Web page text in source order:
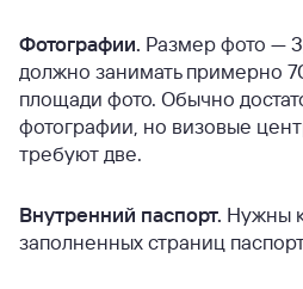
Фотографии. Размер фото —
должно занимать примерно
площади фото. Обычно
фотографии, но визовые
требуют две.
Внутренний паспорт. Нужны
заполненных страниц